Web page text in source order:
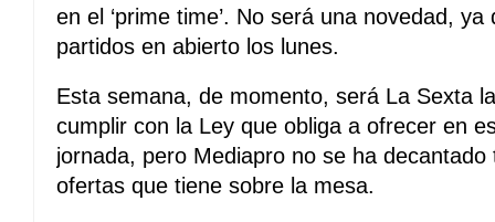
en el ‘prime time’. No será una novedad,
partidos en abierto los lunes.
Esta semana, de momento, será La Sexta
cumplir con la Ley que obliga a ofrecer en
jornada, pero Mediapro no se ha
ofertas que tiene sobre la mesa.